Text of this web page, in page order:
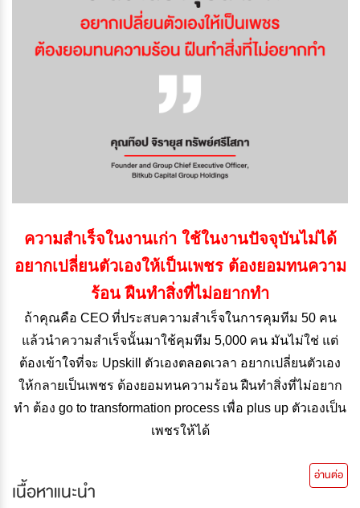
ความสำเร็จในงานเก่า ใช้ในงานปัจจุบันไม่ได้
อยากเปลี่ยนตัวเองให้เป็นเพชร ต้องยอมทนความ
ร้อน ฝืนทำสิ่งที่ไม่อยากทำ
ถ้าคุณคือ CEO ที่ประสบความสำเร็จในการคุมทีม 50 คน
แล้วนำความสำเร็จนั้นมาใช้คุมทีม 5,000 คน มันไม่ใช่ แต่
ต้องเข้าใจที่จะ Upskill ตัวเองตลอดเวลา อยากเปลี่ยนตัวเอง
ให้กลายเป็นเพชร ต้องยอมทนความร้อน ฝืนทำสิ่งที่ไม่อยาก
ทำ ต้อง go to transformation process เพื่อ plus up ตัวเองเป็น
เพชรให้ได้
เนื้อหาแนะนำ
อ่านต่อ